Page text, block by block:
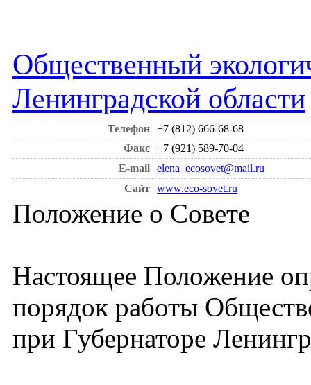
Общественный
Ленинградской области
Телефон
+7 (812) 666-68-68
Факс
+7 (921) 589-70-04
E-mail
elena_ecosovet@mail.ru
Сайт
www.eco-sovet.ru
Положение о Совете
Настоящее Положение
порядок работы
при Губернаторе